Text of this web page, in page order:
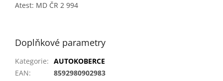
Atest: MD ČR 2 994
Doplňkové parametry
Kategorie: AUTOKOBERCE
EAN: 8592980902983